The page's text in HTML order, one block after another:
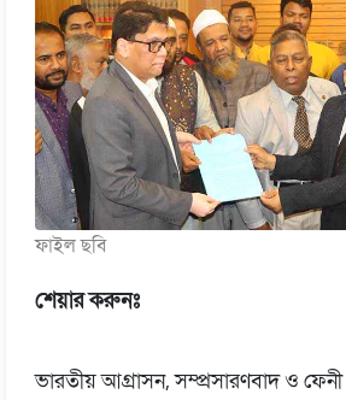
ফাইল ছবি
শেয়ার করুনঃ
ভারতীয় আগ্রাসন, সম্প্রসারণবাদ ও